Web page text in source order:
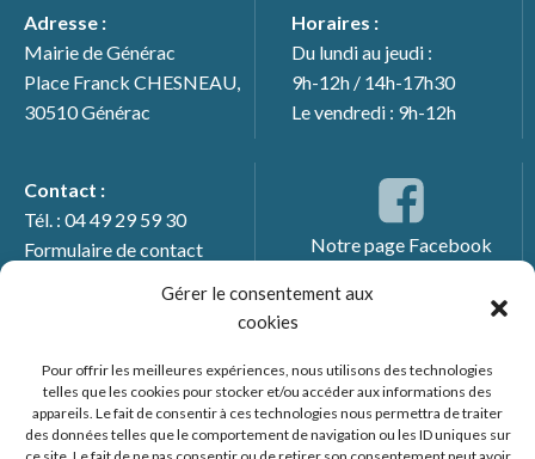
Gérer le consentement aux
cookies
Pour offrir les meilleures expériences, nous utilisons des technologies
telles que les cookies pour stocker et/ou accéder aux informations des
appareils. Le fait de consentir à ces technologies nous permettra de traiter
des données telles que le comportement de navigation ou les ID uniques sur
Adresse :
Mairie de Générac
Place Franck CHESNEAU,
30510 Générac
Horaires :
Du lundi au jeudi :
9h-12h / 14h-17h30
Le vendredi : 9h-12h
Contact :
Tél. : 04 49 29 59 30
Formulaire de contact
Notre page Facebook